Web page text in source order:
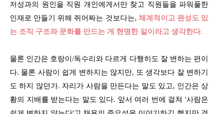
저성과의 원인을 직원 개인에게서만 찾고 직원들을 파워풀한
인재로 만들기 위해 쥐어짜는 것보다는, 체계적이고 완성도 있
는 조직 구조와 문화를 만드는 게 현명한 일이라고 생각한다.
물론 인간은 호랑이/독수리와 다르게 다행히도 잘 변하는 편이
다. 물론 사람이 쉽게 변하지는 않지만, 또 생각보다 잘 변하기
도 하지 않던가. 자리가 사람을 만든다는 말도 있고, 인간은 상
황의 지배를 받는다는 말도 있다. 앞서 여러 번에 걸쳐 '사람은